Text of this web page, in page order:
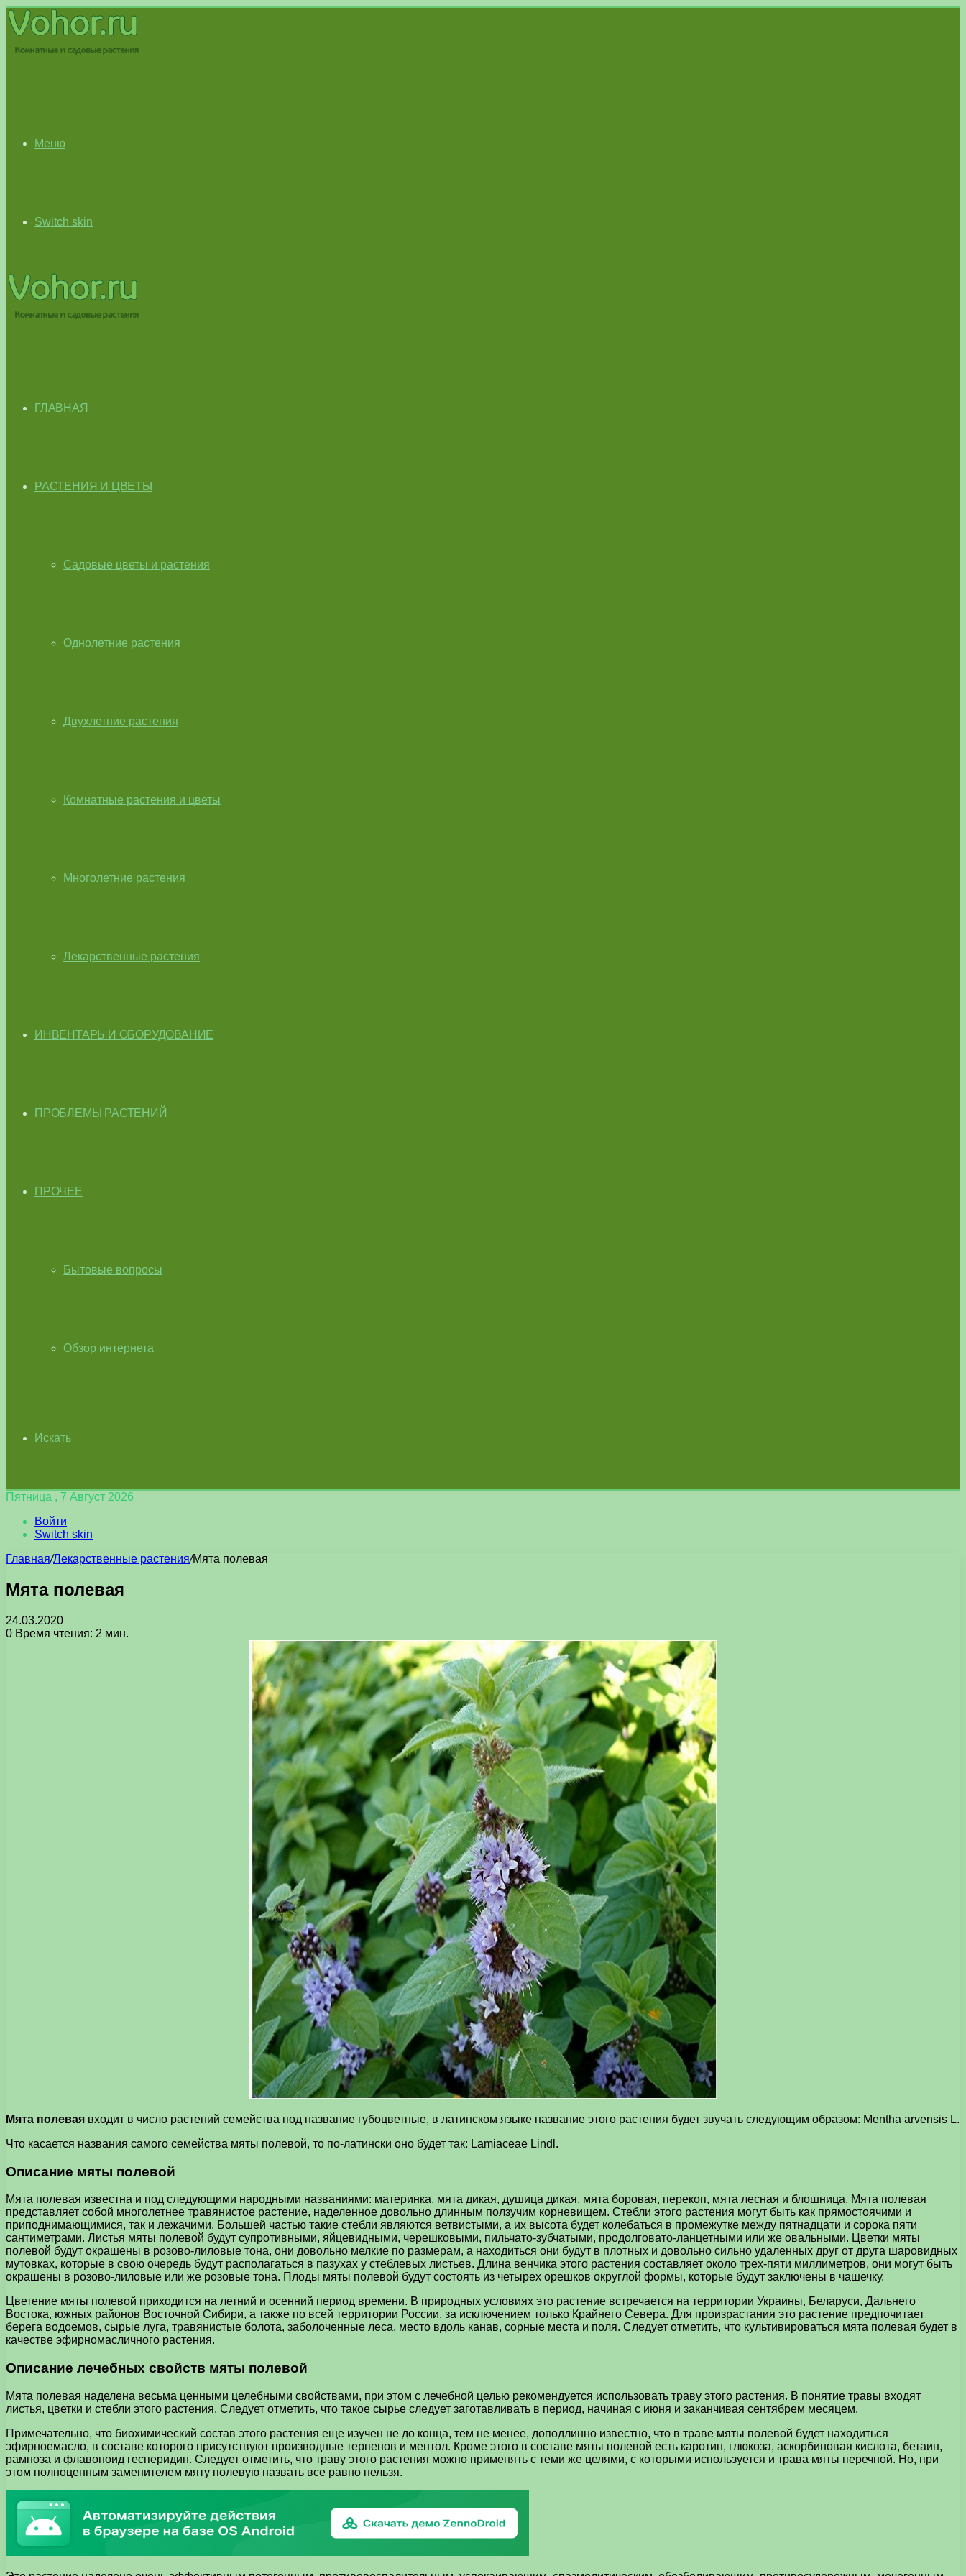
Меню
Switch skin
ГЛАВНАЯ
РАСТЕНИЯ И ЦВЕТЫ
Садовые цветы и растения
Однолетние растения
Двухлетние растения
Комнатные растения и цветы
Многолетние растения
Лекарственные растения
ИНВЕНТАРЬ И ОБОРУДОВАНИЕ
ПРОБЛЕМЫ РАСТЕНИЙ
ПРОЧЕЕ
Бытовые вопросы
Обзор интернета
Искать
Пятница , 7 Август 2026
Войти
Switch skin
Главная/Лекарственные растения/Мята полевая
Мята полевая
24.03.2020
0 Время чтения: 2 мин.
Мята полевая входит в число растений семейства под название губоцветные, в латинском языке название этого растения будет звучать следующим образом: Mentha arvensis L.
Что касается названия самого семейства мяты полевой, то по-латински оно будет так: Lamiaceae Lindl.
Описание мяты полевой
Мята полевая известна и под следующими народными названиями: материнка, мята дикая, душица дикая, мята боровая, перекоп, мята лесная и блошница. Мята полевая
представляет собой многолетнее травянистое растение, наделенное довольно длинным ползучим корневищем. Стебли этого растения могут быть как прямостоячими и
приподнимающимися, так и лежачими. Большей частью такие стебли являются ветвистыми, а их высота будет колебаться в промежутке между пятнадцати и сорока пяти
сантиметрами. Листья мяты полевой будут супротивными, яйцевидными, черешковыми, пильчато-зубчатыми, продолговато-ланцетными или же овальными. Цветки мяты
полевой будут окрашены в розово-лиловые тона, они довольно мелкие по размерам, а находиться они будут в плотных и довольно сильно удаленных друг от друга шаровидных
мутовках, которые в свою очередь будут располагаться в пазухах у стеблевых листьев. Длина венчика этого растения составляет около трех-пяти миллиметров, они могут быть
окрашены в розово-лиловые или же розовые тона. Плоды мяты полевой будут состоять из четырех орешков округлой формы, которые будут заключены в чашечку.
Цветение мяты полевой приходится на летний и осенний период времени. В природных условиях это растение встречается на территории Украины, Беларуси, Дальнего
Востока, южных районов Восточной Сибири, а также по всей территории России, за исключением только Крайнего Севера. Для произрастания это растение предпочитает
берега водоемов, сырые луга, травянистые болота, заболоченные леса, место вдоль канав, сорные места и поля. Следует отметить, что культивироваться мята полевая будет в
качестве эфирномасличного растения.
Описание лечебных свойств мяты полевой
Мята полевая наделена весьма ценными целебными свойствами, при этом с лечебной целью рекомендуется использовать траву этого растения. В понятие травы входят
листья, цветки и стебли этого растения. Следует отметить, что такое сырье следует заготавливать в период, начиная с июня и заканчивая сентябрем месяцем.
Примечательно, что биохимический состав этого растения еще изучен не до конца, тем не менее, доподлинно известно, что в траве мяты полевой будет находиться
эфирноемасло, в составе которого присутствуют производные терпенов и ментол. Кроме этого в составе мяты полевой есть каротин, глюкоза, аскорбиновая кислота, бетаин,
рамноза и флавоноид гесперидин. Следует отметить, что траву этого растения можно применять с теми же целями, с которыми используется и трава мяты перечной. Но, при
этом полноценным заменителем мяту полевую назвать все равно нельзя.